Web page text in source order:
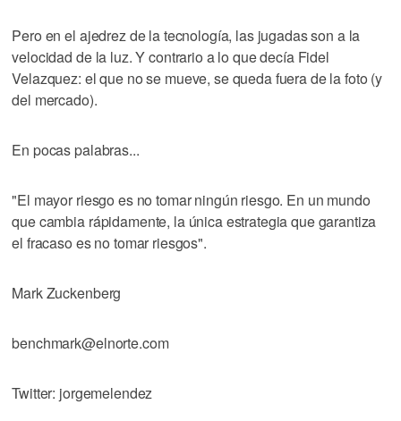
Pero en el ajedrez de la tecnología, las jugadas son a la
velocidad de la luz. Y contrario a lo que decía Fidel
Velazquez: el que no se mueve, se queda fuera de la foto (y
del mercado).
En pocas palabras...
"El mayor riesgo es no tomar ningún riesgo. En un mundo
que cambia rápidamente, la única estrategia que garantiza
el fracaso es no tomar riesgos".
Mark Zuckenberg
benchmark@elnorte.com
Twitter: jorgemelendez